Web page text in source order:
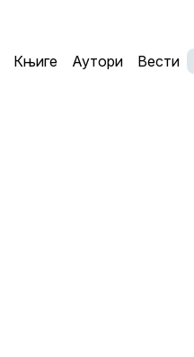
Књиге Аутори Вести